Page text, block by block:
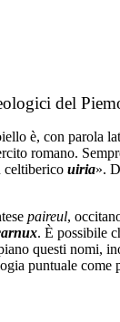
del
è, con parola
romano.
celtiberico uiria».
paireul,
. È possibile
questi nomi,
puntuale come